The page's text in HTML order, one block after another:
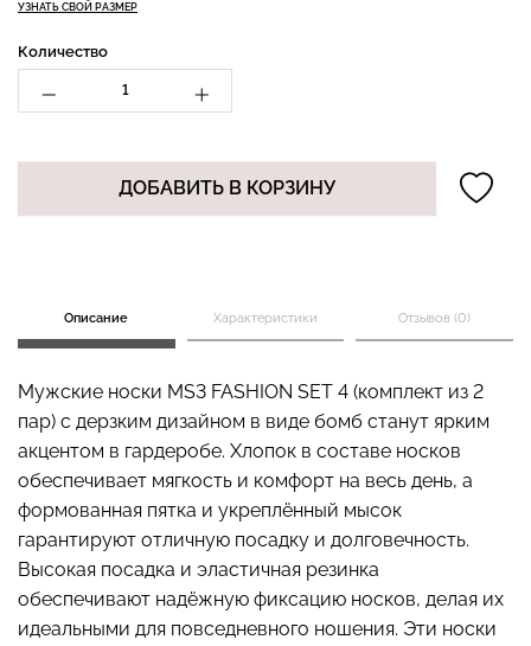
УЗНАТЬ СВОЙ РАЗМЕР
Количество
ДОБАВИТЬ В КОРЗИНУ
Описание Характеристики Отзывов (0)
Мужские носки MS3 FASHION SET 4 (комплект из 2
пар) с дерзким дизайном в виде бомб станут ярким
акцентом в гардеробе. Хлопок в составе носков
обеспечивает мягкость и комфорт на весь день, а
формованная пятка и укреплённый мысок
гарантируют отличную посадку и долговечность.
Высокая посадка и эластичная резинка
обеспечивают надёжную фиксацию носков, делая их
идеальными для повседневного ношения. Эти носки
коррекцией BRA
SHAPEWEAR nude
(бежевый) Giulia
CAMI TOP RIB black
(черный) Giulia